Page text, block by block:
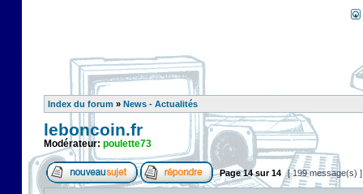
Index du forum » News - Actualités
leboncoin.fr
Modérateur: poulette73
Page14sur14 [ 199 message(s)